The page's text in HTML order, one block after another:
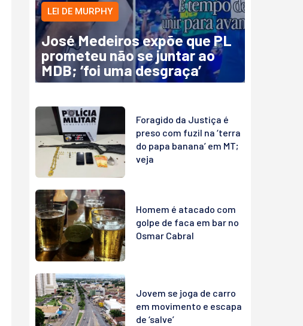
LEI DE MURPHY
José Medeiros expõe que PL
prometeu não se juntar ao
MDB; ‘foi uma desgraça’
Foragido da Justiça é
preso com fuzil na ‘terra
do papa banana’ em MT;
veja
Homem é atacado com
golpe de faca em bar no
Osmar Cabral
Jovem se joga de carro
em movimento e escapa
de ‘salve’